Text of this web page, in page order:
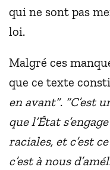
qui ne sont pas
loi.
Malgré ces
que ce texte
en avant”. “C’est
que l’État
raciales, et c’est
c’est à nous